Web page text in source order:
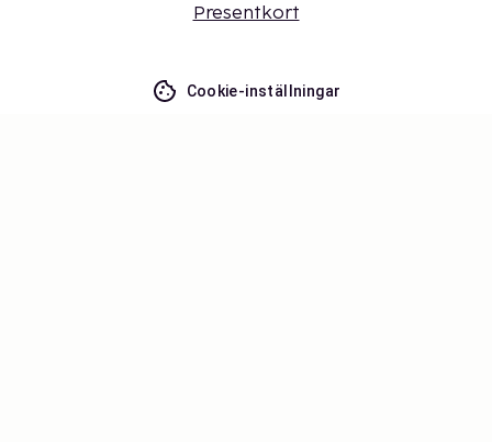
Presentkort
Cookie-inställningar